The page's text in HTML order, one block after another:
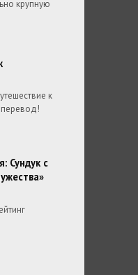
крупную
к
перевод!
Сундук с